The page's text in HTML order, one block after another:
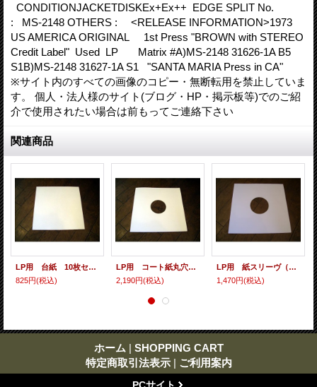
CONDITIONJACKETDISKEx+Ex++ EDGE SPLIT No.
: MS-2148 OTHERS : <RELEASE INFORMATION>1973
US AMERICA ORIGINAL 1st Press "BROWN with STEREO
Credit Label" Used LP Matrix #A)MS-2148 31626-1A B5
S1B)MS-2148 31627-1A S1 "SANTA MARIA Press in CA"
※サイト内のすべての画像のコピー・無断転用を禁止していま
す。 個人・法人様のサイト(ブログ・HP・掲示板等)でのご紹
介で使用されたい場合は前もってご連絡下さい
関連商品
LP用 台紙 10枚セット
825円(税込)
LP用 コート紙丸穴ジャケ 10枚セット
2,190円(税込)
LP用 紙スリーヴ（レギュラー 四角の角） 10枚セット
1,470円(税込)
ホーム | SHOPPING CART
特定商取引法表示 | ご利用案内
PCサイト